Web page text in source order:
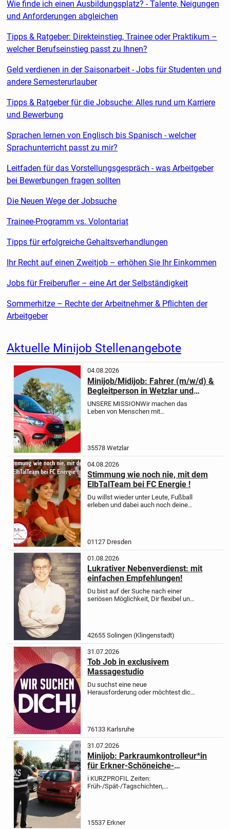
Wie finde ich einen Ausbildungsplatz? - Talente, Neigungen
und Anforderungen abgleichen
Tipps & Ratgeber: Direkteinstieg, Trainee oder Praktikum –
welcher Berufseinstieg passt zu Ihnen?
Geld verdienen in der Saisonarbeit - Jobs für Studenten und
andere Semesterurlauber
Tipps & Ratgeber für die Jobsuche: Alles rund um Karriere
und Bewerbung
Sprachen lernen von Englisch bis Spanisch - welcher
Sprachunterricht passt zu mir?
Leitfaden für das Vorstellungsgespräch - was Arbeitgeber
bei Bewerbungen fragen sollten
Die Neuen Wege der Jobsuche
Trainee-Programm vs. Volontariat
Tipps für erfolgreiche Gehaltsverhandlungen
Ihr Recht auf einen Zweitjob – erhöhen Sie Ihr Einkommen
Jobs für Freiberufler – eine Art der Selbständigkeit
Sommerhitze – Rechte der Arbeitnehmer & Pflichten der
Arbeitgeber
Aktuelle Minijob Stellenangebote
04.08.2026
Minijob/Midijob: Fahrer (m/w/d) &
Begleitperson in Wetzlar und
Umgebung
UNSERE MISSIONWir machen das
Leben von Menschen mit
Teams und...
35578 Wetzlar
04.08.2026
Stimmung wie noch nie, mit dem
ElbTalTeam bei FC Energie !
Du willst wieder unter Leute, Fußball
erleben und dabei auch noch deine
01127 Dresden
01.08.2026
Lukrativer Nebenverdienst: mit
einfachen Empfehlungen!
Du bist auf der Suche nach einer
seriösen Möglichkeit, Dir flexibel und
42655 Solingen (Klingenstadt)
31.07.2026
Tob Job in exclusivem
Massagestudio
Du suchst eine neue
Herausforderung oder möchtest dich
76133 Karlsruhe
31.07.2026
Minijob: Parkraumkontrolleur*in
für Erkner-Schöneiche-
Rüdersdorf
ℹ️ KURZPROFIL Zeiten:
Früh-/Spät-/Tagschichten,
⌨️ Fotografisch...
15537 Erkner